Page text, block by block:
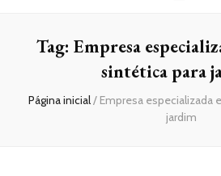
Tag: Empresa
sintética para
Página inicial/ Empresa especializada
jardim